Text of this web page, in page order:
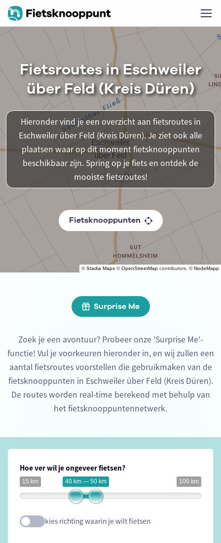
©Stadia Maps ©OpenStreetMap contributors, ©NodeMapp
Fietsroutes in Eschweiler
über Feld (Kreis Düren)
Hieronder vind je een overzicht aan fietsroutes in
Eschweiler über Feld (Kreis Düren). Je ziet ook alle
plaatsen waar op dit moment fietsknooppunten
beschikbaar zijn. Spring op je fiets en ontdek de
mooiste fietsroutes!
Fietsknooppunten
Surprise Me
Zoek je een avontuur? Probeer onze 'Surprise Me'-
functie! Vul je voorkeuren hieronder in, en wij zullen een
aantal fietsroutes voorstellen die gebruikmaken van de
fietsknooppunten in Eschweiler über Feld (Kreis Düren).
De routes worden real-time berekend met behulp van
het fietsknooppuntennetwerk.
Hoe ver wil je ongeveer fietsen?
15 km 100 km
40 km — 50 km
kies richting waarin je wilt fietsen